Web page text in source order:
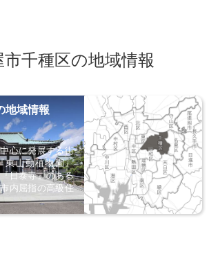
市千種区の地域情報
地域情報
心に発展する街
東山動植物園』
日泰寺』のある
内屈指の高級住